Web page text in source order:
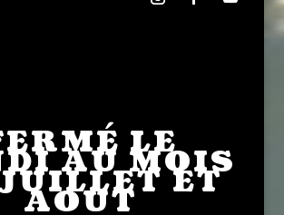
LE
AU MOIS
ET
AOUT